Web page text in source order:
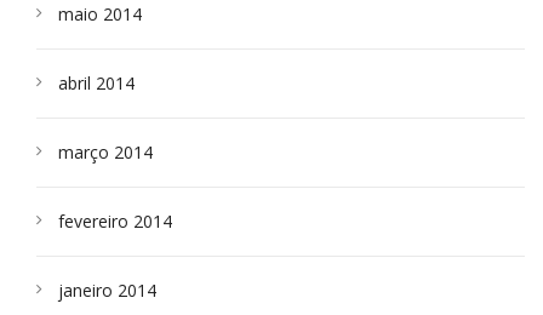
maio 2014
abril 2014
março 2014
fevereiro 2014
janeiro 2014